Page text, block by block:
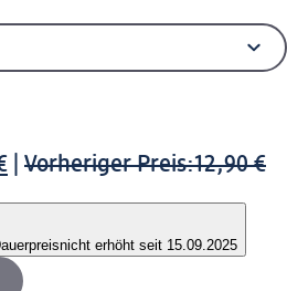
Vorheriger Preis:12,90 €
nicht erhöht seit 15.09.2025